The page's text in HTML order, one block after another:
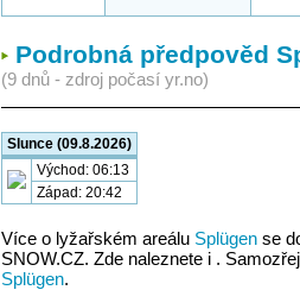
Podrobná předpověd
(9 dnů - zdroj počasí yr.no)
Slunce (09.8.2026)
Východ: 06:13
Západ: 20:42
Více o lyžařském areálu Splügen se
SNOW.CZ. Zde naleznete i .
Splügen.